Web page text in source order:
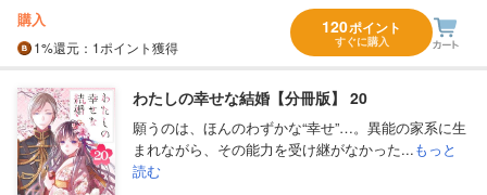
購入
1%還元 ：1ポイント獲得
120ポイント
すぐに購入
わたしの幸せな結婚【分冊版】 20
願うのは、ほんのわずかな“幸せ”…。異能の家系に生
まれながら、その能力を受け継がなかった...もっと
読む